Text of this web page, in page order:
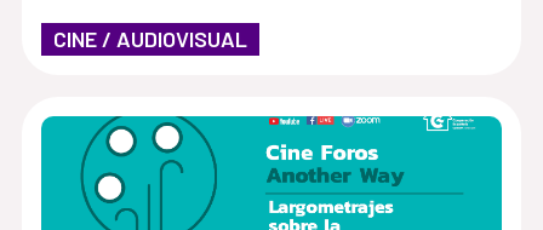
CINE / AUDIOVISUAL